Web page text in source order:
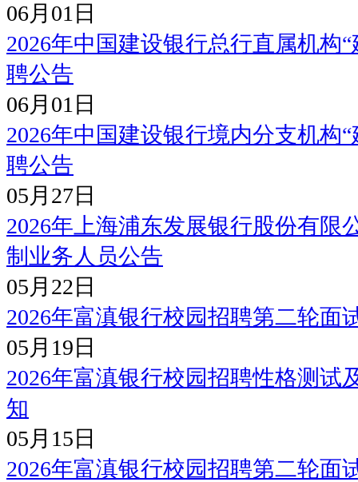
06月01日
2026年中国建设银行总行直属机构
聘公告
06月01日
2026年中国建设银行境内分支机构
聘公告
05月27日
2026年上海浦东发展银行股份有限
制业务人员公告
05月22日
2026年富滇银行校园招聘第二轮面
05月19日
2026年富滇银行校园招聘性格测试
知
05月15日
2026年富滇银行校园招聘第二轮面